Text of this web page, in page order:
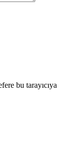
bu tarayıcıya